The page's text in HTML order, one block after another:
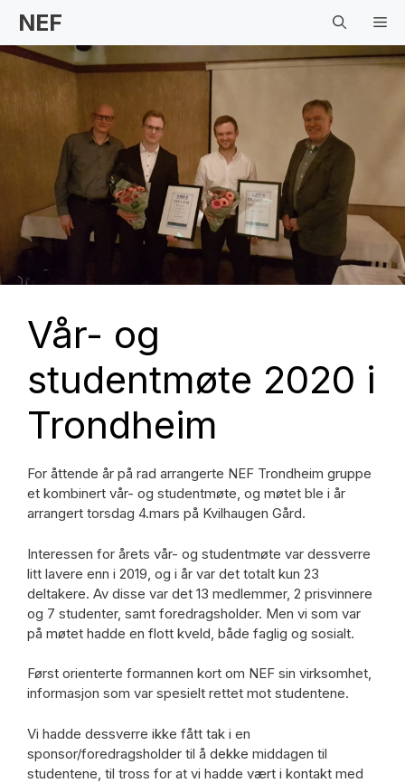
innhold
NEF
Vår- og
studentmøte 2020 i
Trondheim
For åttende år på rad arrangerte NEF Trondheim gruppe
et kombinert vår- og studentmøte, og møtet ble i år
arrangert torsdag 4.mars på Kvilhaugen Gård.
Interessen for årets vår- og studentmøte var dessverre
litt lavere enn i 2019, og i år var det totalt kun 23
deltakere. Av disse var det 13 medlemmer, 2 prisvinnere
og 7 studenter, samt foredragsholder. Men vi som var
på møtet hadde en flott kveld, både faglig og sosialt.
Først orienterte formannen kort om NEF sin virksomhet,
informasjon som var spesielt rettet mot studentene.
Vi hadde dessverre ikke fått tak i en
sponsor/foredragsholder til å dekke middagen til
studentene, til tross for at vi hadde vært i kontakt med